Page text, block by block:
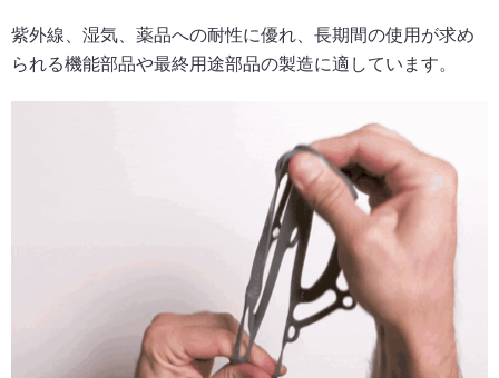
紫外線、湿気、薬品への耐性に優れ、長期間の使用が求め
られる機能部品や最終用途部品の製造に適しています。